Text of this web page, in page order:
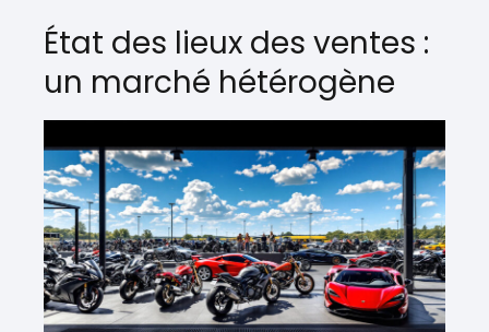
État des lieux des ventes :
un marché hétérogène